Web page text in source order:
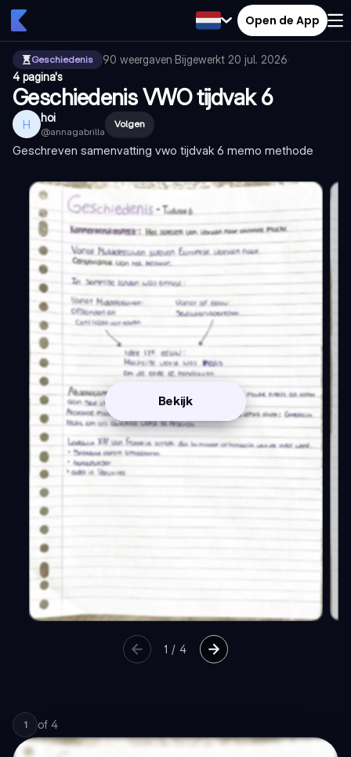
Open de App
Geschiedenis 90 weergaven·Bijgewerkt 20 jul. 2026·
4 pagina's
Geschiedenis VWO tijdvak 6
H hoi
@annagabrilla
Volgen
Geschreven samenvatting vwo tijdvak 6 memo methode
Bekijk
1 /4
1 of 4